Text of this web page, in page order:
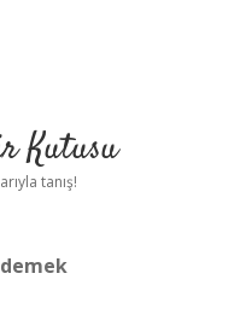
Kutusu
tanış!